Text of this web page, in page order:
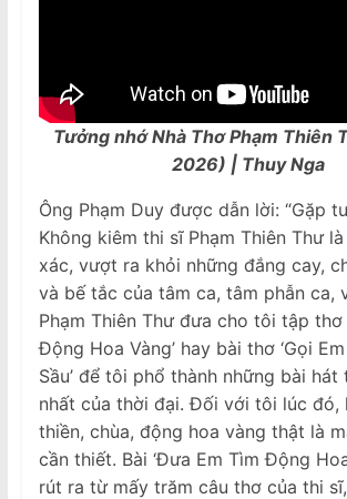
Tưởng nhớ Nhà Thơ Phạm Thiên
2026) | Thuy Nga
Ông Phạm Duy được dẫn lời: “Gặp
Không kiêm thi sĩ Phạm Thiên Thư
xác, vượt ra khỏi những đắng cay,
và bế tắc của tâm ca, tâm phẫn ca,
Phạm Thiên Thư đưa cho tôi tập thơ
Động Hoa Vàng’ hay bài thơ ‘Gọi
Sầu’ để tôi phổ thành những bài hát
nhất của thời đại. Ðối với tôi lúc đó,
thiền, chùa, động hoa vàng thật là
cần thiết. Bài ‘Ðưa Em Tìm Động
rút ra từ mấy trăm câu thơ của thi